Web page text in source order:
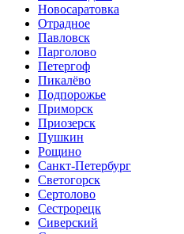
Новосаратовка
Отрадное
Павловск
Парголово
Петергоф
Пикалёво
Подпорожье
Приморск
Приозерск
Пушкин
Рощино
Санкт-Петербург
Светогорск
Сертолово
Сестрорецк
Сиверский